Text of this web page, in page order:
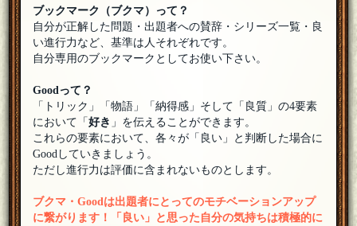
参加します♪ [19年01月15日 21:00]
ブックマーク（ブクマ）って？
自分が正解した問題・出題者への賛辞・シリーズ一覧・良
い進行力など、基準は人それぞれです。
自分専用のブックマークとしてお使い下さい。
Goodって？
「トリック」「物語」「納得感」そして「良質」の4要素
において「好き 」を伝えることができます。
これらの要素において、各々が「良い」と判断した場合に
Goodしていきましょう。
ただし進行力は評価に含まれないものとします。
ブクマ・Goodは出題者にとってのモチベーションアップ
に繋がります！「良い」と思った自分の気持ちは積極的に